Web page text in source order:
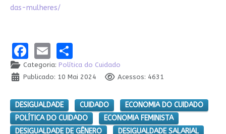
das-mulheres/
Facebook
EmailShare
Categoria: Política do Cuidado
Publicado: 10 Mai 2024
Acessos: 4631
DESIGUALDADE CUIDADO
ECONOMIA DO CUIDADO
POLÍTICA DO CUIDADO
ECONOMIA FEMINISTA
DESIGUALDADE DE GÊNERO
DESIGUALDADE SALARIAL